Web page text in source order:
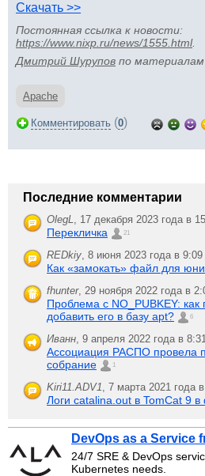
Скачать >>
Постоянная ссылка к новости:
https://www.nixp.ru/news/1555.html.
Дмитрий Шурупов по материалам
Apache
Комментировать (0)
Последние комментарии
OlegL, 17 декабря 2023 года в
Перекличка 21
REDkiy, 8 июня 2023 года в
Как «замокать» файл для
fhunter, 29 ноября 2022 года в
Проблема с NO_PUBKEY: как
добавить его в базу apt?
6
Иванн, 9 апреля 2022 года в
Ассоциация РАСПО провела
собрание
1
Kiri11.ADV1, 7 марта 2021 года
Логи catalina.out в TomCat 9
DevOps as a Service
24/7 SRE & DevOps
Kubernetes needs.